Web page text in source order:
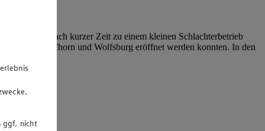
sich schon nach kurzer Zeit zu einem kleinen Schlachterbetrieb
in Gifhorn und Wolfsburg eröffnet werden konnten. In den
weiter.
ggf. nicht